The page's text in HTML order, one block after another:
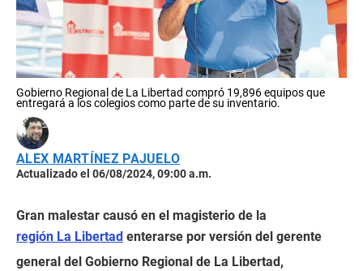
Gobierno Regional de La Libertad compró 19,896 equipos que
entregará a los colegios como parte de su inventario.
ALEX MARTÍNEZ PAJUELO
Actualizado el 06/08/2024, 09:00 a.m.
Gran malestar causó en el magisterio de la
región La Libertad enterarse por versión del gerente
general del Gobierno Regional de La Libertad,